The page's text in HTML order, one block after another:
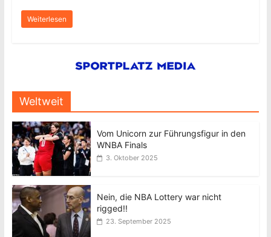
Weiterlesen
Weltweit
Vom Unicorn zur Führungsfigur in den
WNBA Finals
3. Oktober 2025
Nein, die NBA Lottery war nicht
rigged!!
23. September 2025